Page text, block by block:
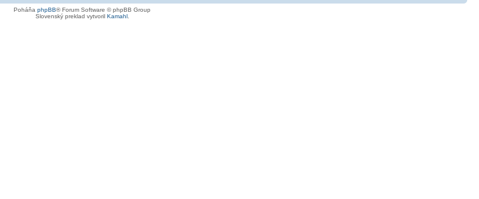
Poháňa phpBB® Forum Software © phpBB Group
Slovenský preklad vytvoril Kamahl.